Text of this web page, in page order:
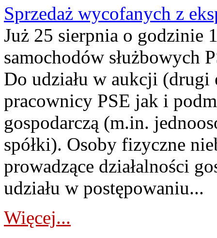
Sprzedaż wycofanych z
Już 25 sierpnia o godzinie
samochodów służbowych
Do udziału w aukcji (drugi
pracownicy PSE jak i
gospodarczą (m.in.
spółki). Osoby fizyczne
prowadzące działalności
udziału w postępowaniu...
Więcej...